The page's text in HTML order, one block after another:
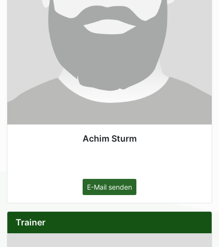
Achim Sturm
E-Mail senden
Trainer